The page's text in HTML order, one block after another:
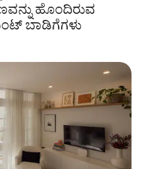
ಹೊಂದಿರುವ
ಬಾಡಿಗೆಗಳು